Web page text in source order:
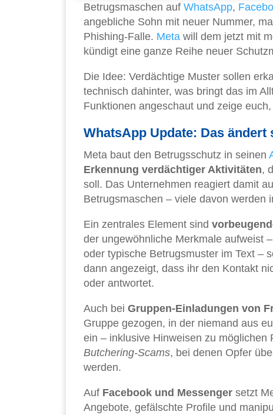
Betrugsmaschen auf WhatsApp,
angebliche Sohn mit neuer Nummer,
Phishing-Falle. Meta will dem jetzt mit
kündigt eine ganze Reihe neuer
Die Idee: Verdächtige Muster sollen
technisch dahinter, was bringt das im
Funktionen angeschaut und zeige
WhatsApp Update: Das
Meta baut den Betrugsschutz in seinen
Erkennung verdächtiger Aktivitäten,
soll. Das Unternehmen reagiert damit
Betrugsmaschen – viele davon werden
Ein zentrales Element sind
der ungewöhnliche Merkmale aufweist
oder typische Betrugsmuster im Text –
dann angezeigt, dass ihr den Kontakt
oder antwortet.
Auch bei Gruppen-Einladungen von
Gruppe gezogen, in der niemand aus
ein – inklusive Hinweisen zu
Butchering-Scams, bei denen Opfer
werden.
Auf Facebook und Messenger setzt
Angebote, gefälschte Profile und